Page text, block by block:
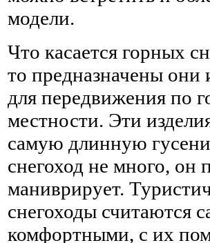
модели.
Что касается горных
то предназначены они
для передвижения по
местности. Эти
самую длинную
снегоход не много, он
маниврирует.
снегоходы считаются
комфортными, с их